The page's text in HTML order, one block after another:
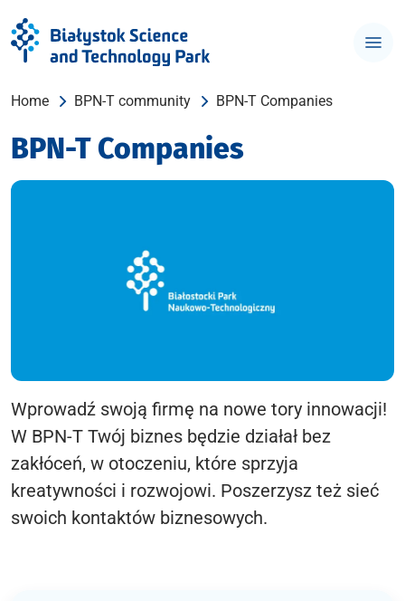
Home BPN-T community BPN-T Companies
BPN-T Companies
Wprowadź swoją firmę na nowe tory innowacji!
W BPN-T Twój biznes będzie działał bez
zakłóceń, w otoczeniu, które sprzyja
kreatywności i rozwojowi. Poszerzysz też sieć
swoich kontaktów biznesowych.